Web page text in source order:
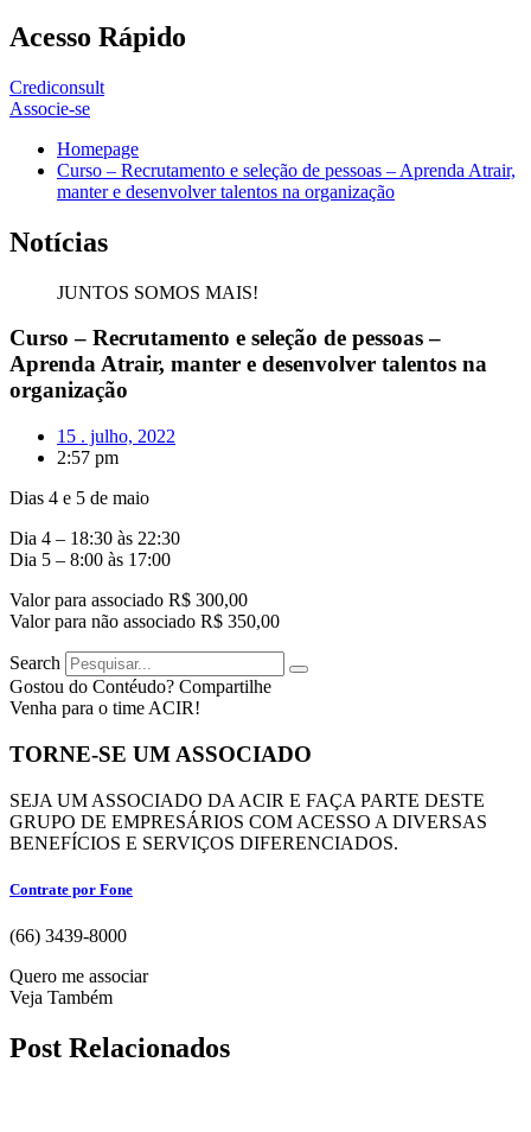
Acesso Rápido
Crediconsult
Associe-se
Homepage
Curso – Recrutamento e seleção de pessoas – Aprenda Atrair,
manter e desenvolver talentos na organização
Notícias
JUNTOS SOMOS MAIS!
Curso – Recrutamento e seleção de pessoas –
Aprenda Atrair, manter e desenvolver talentos na
organização
15 . julho, 2022
2:57 pm
Dias 4 e 5 de maio
Dia 4 – 18:30 às 22:30
Dia 5 – 8:00 às 17:00
Valor para associado R$ 300,00
Valor para não associado R$ 350,00
Search
Gostou do Contéudo? Compartilhe
Venha para o time ACIR!
TORNE-SE UM ASSOCIADO
SEJA UM ASSOCIADO DA ACIR E FAÇA PARTE DESTE
GRUPO DE EMPRESÁRIOS COM ACESSO A DIVERSAS
BENEFÍCIOS E SERVIÇOS DIFERENCIADOS.
Contrate por Fone
(66) 3439-8000
Quero me associar
Veja Também
Post Relacionados